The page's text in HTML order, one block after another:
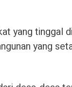
yang tinggal
yang